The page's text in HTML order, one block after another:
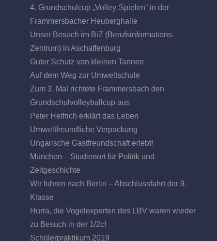
4. Grundschulcup „Volley-Spielen“ in der
Frammersbacher Heuberghalle
Unser Besuch im BiZ (Berufsinformations-
Zentrum) in Aschaffenburg
Guter Schutz von kleinen Tannen
Auf dem Weg zur Umweltschule
Zum 3. Mal richtete Frammersbach den
Grundschulvolleyballcup aus
Peter Helfrich erklärt das Leben
Umweltfreundliche Verpackung
Ungarische Gastfreundschaft erlebt!
München – Studienort für Politik und
Zeitgeschichte
Wir fuhren nach Berlin – Abschlussfahrt der 9.
Klasse
Hurra, die Vogelexperten des LBV waren wieder
zu Besuch in der 1/2c!
Schülerpraktikum 2019